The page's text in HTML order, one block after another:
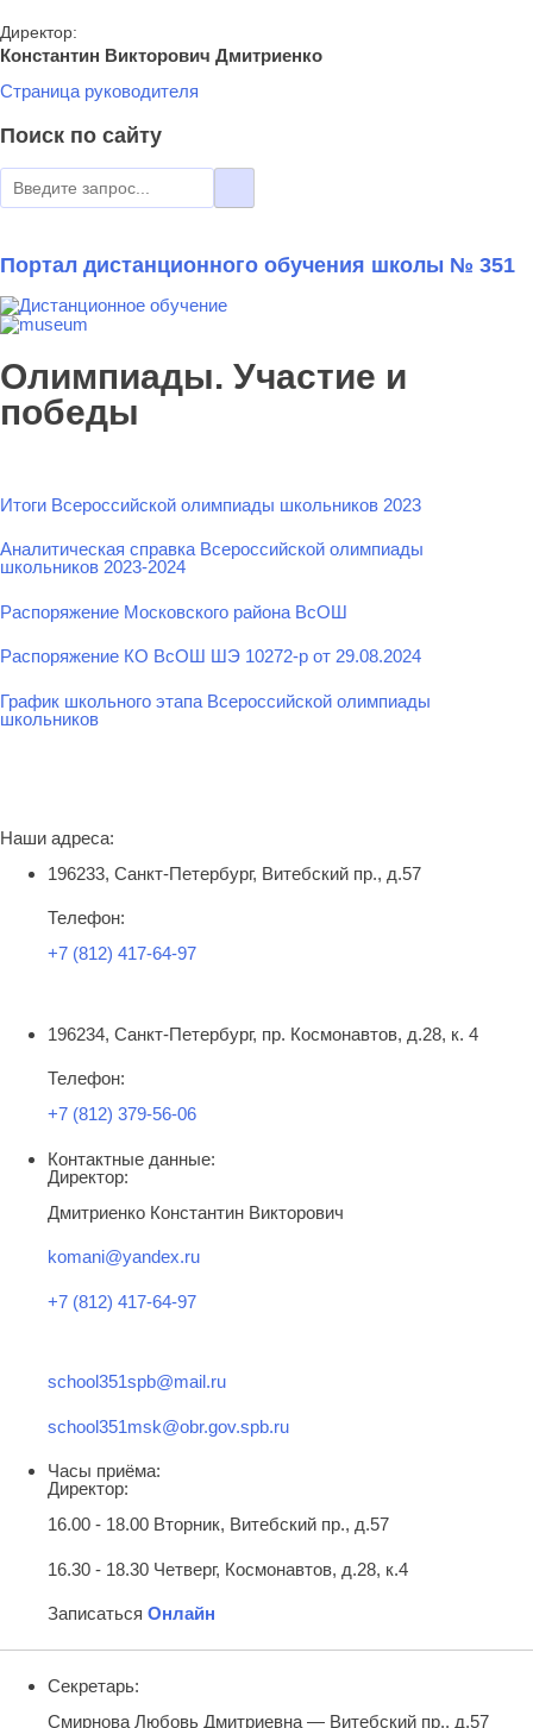
Директор:
Константин Викторович Дмитриенко
Страница руководителя
Поиск по сайту
Портал дистанционного обучения школы № 351
Олимпиады. Участие и
победы
Итоги Всероссийской олимпиады школьников 2023
Аналитическая справка Всероссийской олимпиады
школьников 2023-2024
Распоряжение Московского района ВсОШ
Распоряжение КО ВсОШ ШЭ 10272-р от 29.08.2024
График школьного этапа Всероссийской олимпиады
школьников
Наши адреса:
196233, Санкт-Петербург, Витебский пр., д.57
Телефон:
+7 (812) 417-64-97
196234, Санкт-Петербург, пр. Космонавтов, д.28, к. 4
Телефон:
+7 (812) 379-56-06
Контактные данные:
Директор:
Дмитриенко Константин Викторович
komani@yandex.ru
+7 (812) 417-64-97
school351spb@mail.ru
school351msk@obr.gov.spb.ru
Часы приёма:
Директор:
16.00 - 18.00 Вторник, Витебский пр., д.57
16.30 - 18.30 Четверг, Космонавтов, д.28, к.4
Записаться Онлайн
Секретарь:
Смирнова Любовь Дмитриевна — Витебский пр., д.57